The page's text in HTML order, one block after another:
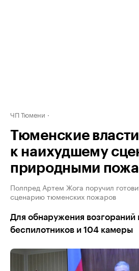
ЧП Тюмени
Тюменские власти
к наихудшему
природными
Полпред Артем Жога поручил
сценарию тюменских пожаров
Для обнаружения возгораний
беспилотников и 104 камеры